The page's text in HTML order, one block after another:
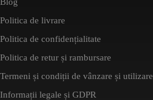
Politica de livrare
Politica de confidențialitate
Politica de retur și rambursare
Termeni și condiții de vânzare și utilizare
Informații legale și GDPR